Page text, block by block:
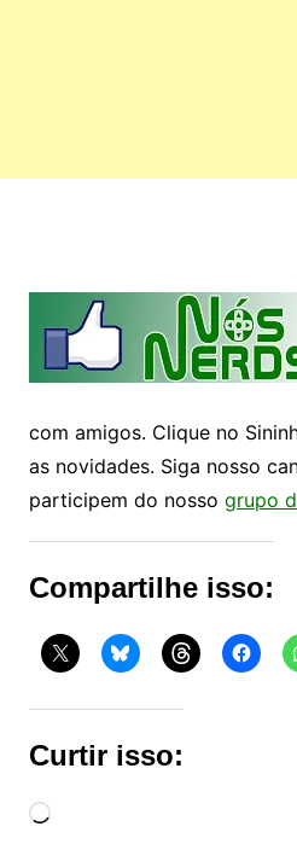
com amigos. Clique no
as novidades. Siga nosso
participem do nosso grupo
Compartilhe isso:
Curtir isso:
Carregando...